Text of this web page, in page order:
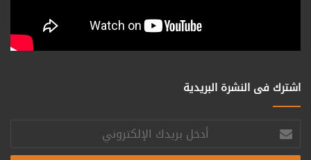
اشترك فى النشرة البريدية
أدخل
بريدك
الإلكتروني